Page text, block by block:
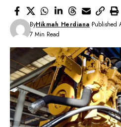
ByHikmah Herdiana Published
7 Min Read